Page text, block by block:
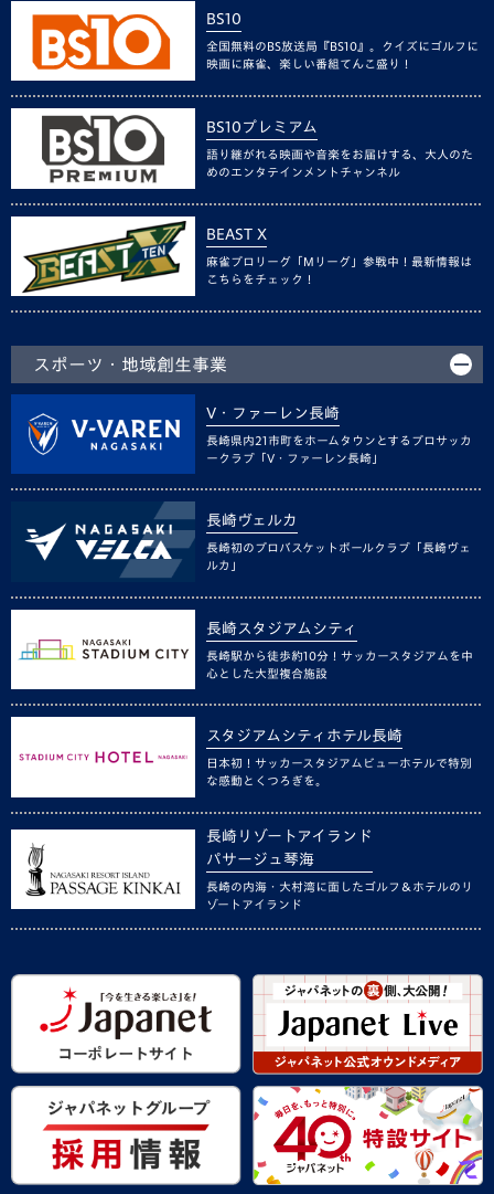
BS10
全国無料のBS放送局『BS10』。クイズにゴルフに
映画に麻雀、楽しい番組てんこ盛り！
BS10プレミアム
語り継がれる映画や音楽をお届けする、大人のた
めのエンタテインメントチャンネル
BEAST X
麻雀プロリーグ「Mリーグ」参戦中！最新情報は
こちらをチェック！
スポーツ・地域創生事業
V・ファーレン長崎
長崎県内21市町をホームタウンとするプロサッカ
ークラブ「V・ファーレン長崎」
長崎ヴェルカ
長崎初のプロバスケットボールクラブ「長崎ヴェ
ルカ」
長崎スタジアムシティ
長崎駅から徒歩約10分！サッカースタジアムを中
心とした大型複合施設
スタジアムシティホテル長崎
日本初！サッカースタジアムビューホテルで特別
な感動とくつろぎを。
長崎リゾートアイランド
パサージュ琴海
長崎の内海・大村湾に面したゴルフ＆ホテルのリ
ゾートアイランド